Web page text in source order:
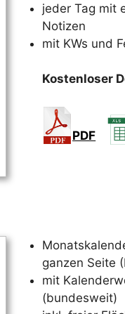
jeder Tag mit
Notizen
mit KWs und
Kostenloser
PDF
ganzen Seite
mit
(bundesweit)